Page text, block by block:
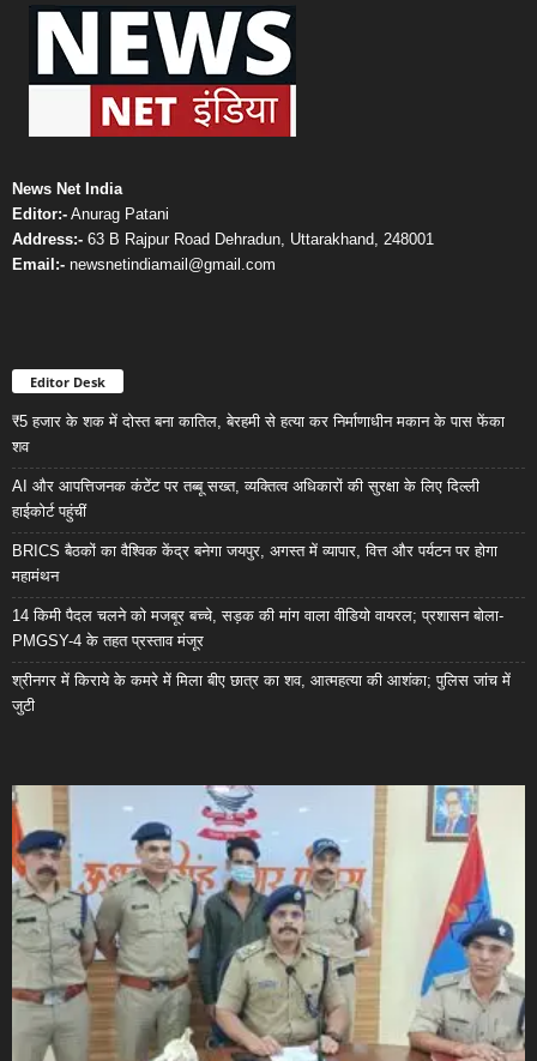
News Net India
Editor:- Anurag Patani
Address:- 63 B Rajpur Road Dehradun, Uttarakhand, 248001
Email:- newsnetindiamail@gmail.com
Editor Desk
₹5 हजार के शक में दोस्त बना कातिल, बेरहमी से हत्या कर निर्माणाधीन मकान के पास फेंका
शव
AI और आपत्तिजनक कंटेंट पर तब्बू सख्त, व्यक्तित्व अधिकारों की सुरक्षा के लिए दिल्ली
हाईकोर्ट पहुंचीं
BRICS बैठकों का वैश्विक केंद्र बनेगा जयपुर, अगस्त में व्यापार, वित्त और पर्यटन पर होगा
महामंथन
14 किमी पैदल चलने को मजबूर बच्चे, सड़क की मांग वाला वीडियो वायरल; प्रशासन बोला-
PMGSY-4 के तहत प्रस्ताव मंजूर
श्रीनगर में किराये के कमरे में मिला बीए छात्र का शव, आत्महत्या की आशंका; पुलिस जांच में
जुटी